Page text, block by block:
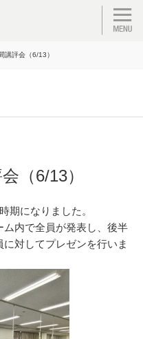
評会（6/13）
（6/13）
期になりました。
内で全員が発表し、後半
対してプレゼンを行いま